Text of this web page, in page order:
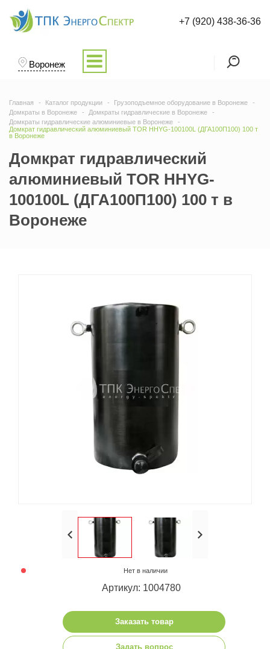
Воронеж
+7 (920) 438-36-36
Главная Каталог продукции
Грузоподъемное оборудование в Воронеже
Домкраты в Воронеже
Домкраты гидравлические в Воронеже
Домкраты гидравлические алюминиевые в Воронеже
Домкрат гидравлический алюминиевый TOR HHYG-100100L (ДГА100П100) 100 т
в Воронеже
Домкрат гидравлический
алюминиевый TOR HHYG-
100100L (ДГА100П100) 100 т в
Воронеже
Нет в наличии
Артикул: 1004780
Заказать товар
Задать вопрос